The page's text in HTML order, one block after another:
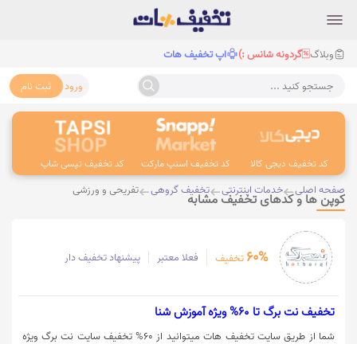
وبلاگ گردونه شانس :) اپ تخفیف هات
جستجو کنید ... ورود ثبت نام
کد تخفیف دیجی کالا کد تخفیف اسنپ مارکت کد تخفیف تپسی شاپ
صفحه اصلی خدمات اینترنتی تخفیف گروهی تفریحی و ورزشی
کوپن ها و کدهای تخفیف مشابه
60% تخفیف فعلا معتبر پیشنهاد تخفیف دار
تخفیف نت برگ تا 60% ویژه آموزش شنا
شما از طریق سایت تخفیف هات میتوانید از 60% تخفیف سایت نت برگ ویژه